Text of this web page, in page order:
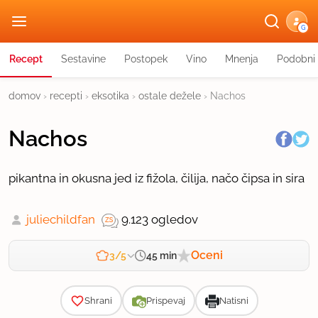
G
Recept Sestavine Postopek Vino Mnenja
domov › recepti › eksotika › ostale dežele › Nachos
Nachos
pikantna in okusna jed iz fižola, čilija, načo čipsa in sira
juliechildfan 9.123 ogledov
3/5 45 min Oceni
Shrani Prispevaj Natisni